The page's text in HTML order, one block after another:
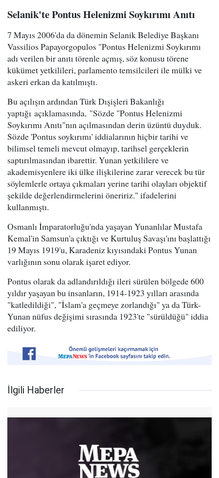
Selanik'te Pontus Helenizmi Soykırımı Anıtı
7 Mayıs 2006'da da dönemin Selanik Belediye Başkanı
Vassilios Papayorgopulos "Pontus Helenizmi Soykırımı
adı verilen bir anıtı törenle açmış, söz konusu törene
kükümet yetkilileri, parlamento temsilcileri ile mülki ve
askeri erkan da katılmıştı.
Bu açılışın ardından Türk Dışişleri Bakanlığı
yaptığı açıklamasında, "Sözde "Pontus Helenizmi
Soykırımı Anıtı"nın açılmasından derin üzüntü duyduk.
Sözde 'Pontus soykırımı' iddialarının hiçbir tarihi ve
bilimsel temeli mevcut olmayıp, tarihsel gerçeklerin
saptırılmasından ibarettir. Yunan yetkililere ve
akademisyenlere iki ülke ilişkilerine zarar verecek bu tür
söylemlerle ortaya çıkmaları yerine tarihi olayları objektif
şekilde değerlendirmelerini öneririz." ifadelerini
kullanmıştı.
Osmanlı İmparatorluğu'nda yaşayan Yunanlılar Mustafa
Kemal'in Samsun'a çıktığı ve Kurtuluş Savaşı'ını başlattığı
19 Mayıs 1919'u, Karadeniz kıyısındaki Pontus Yunan
varlığının sonu olarak işaret ediyor.
Pontus olarak da adlandırıldığı ileri sürülen bölgede 600
yıldır yaşayan bu insanların, 1914-1923 yılları arasında
"katledildiği", "İslam'a geçmeye zorlandığı" ya da Türk-
Yunan nüfus değişimi sırasında 1923'te "sürüldüğü" iddia
ediliyor.
İlgili Haberler